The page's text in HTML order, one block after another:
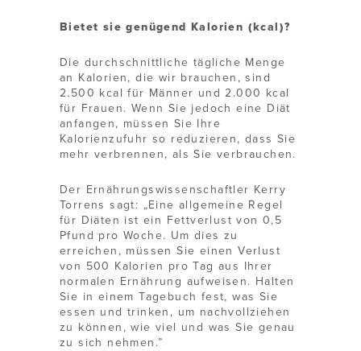
Bietet sie genügend Kalorien (kcal)?
Die durchschnittliche tägliche Menge
an Kalorien, die wir brauchen, sind
2.500 kcal für Männer und 2.000 kcal
für Frauen. Wenn Sie jedoch eine Diät
anfangen, müssen Sie Ihre
Kalorienzufuhr so reduzieren, dass Sie
mehr verbrennen, als Sie verbrauchen.
Der Ernährungswissenschaftler Kerry
Torrens sagt: „Eine allgemeine Regel
für Diäten ist ein Fettverlust von 0,5
Pfund pro Woche. Um dies zu
erreichen, müssen Sie einen Verlust
von 500 Kalorien pro Tag aus Ihrer
normalen Ernährung aufweisen. Halten
Sie in einem Tagebuch fest, was Sie
essen und trinken, um nachvollziehen
zu können, wie viel und was Sie genau
zu sich nehmen.”